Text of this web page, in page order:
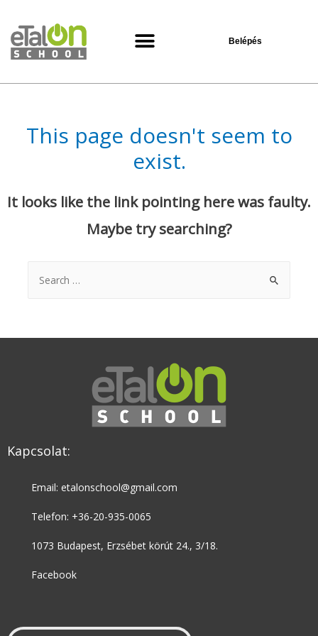
Belépés
This page doesn't seem to
exist.
It looks like the link pointing here was faulty.
Maybe try searching?
Kapcsolat:
Email: etalonschool@gmail.com
Telefon: +36-20-935-0065
1073 Budapest, Erzsébet körút 24., 3/18.
Facebook